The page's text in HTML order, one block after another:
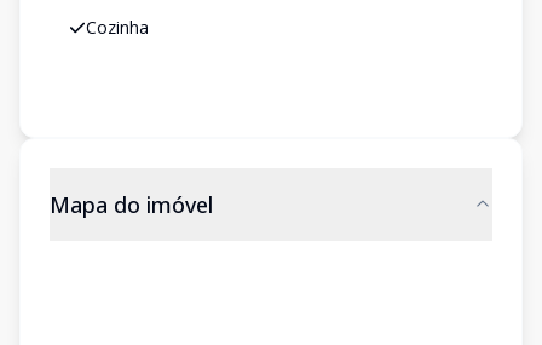
Cozinha
Mapa do imóvel